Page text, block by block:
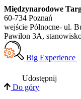
Międzynarodowe
60-734 Poznań
wejście Północne- ul.
Pawilon 3A,
Big Experience
Udostępnij
Do góry